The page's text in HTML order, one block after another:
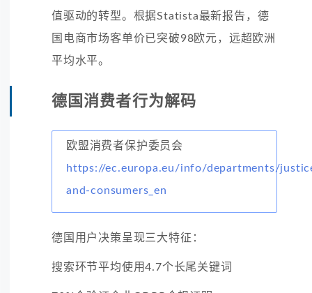
值驱动的转型。根据Statista最新报告，德
国电商市场客单价已突破98欧元，远超欧洲
平均水平。
德国消费者行为解码
欧盟消费者保护委员会
https://ec.europa.eu/info/departments/
and-consumers_en
德国用户决策呈现三大特征：
搜索环节平均使用4.7个长尾关键词